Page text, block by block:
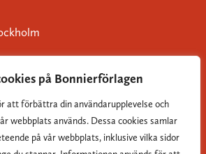
på Bonnierförlagen
att förbättra din användarupplevelse och
webbplats används. Dessa cookies samlar
på vår webbplats, inklusive vilka sidor
Bonnierförlagen
Cookies